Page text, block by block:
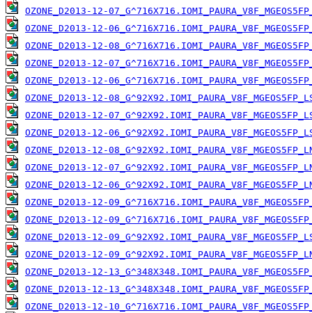
OZONE_D2013-12-
OZONE_D2013-12-
OZONE_D2013-12-
OZONE_D2013-12-
OZONE_D2013-12-
OZONE_D2013-12-
OZONE_D2013-12-
OZONE_D2013-12-
OZONE_D2013-12-
OZONE_D2013-12-
OZONE_D2013-12-
OZONE_D2013-12-
OZONE_D2013-12-
OZONE_D2013-12-
OZONE_D2013-12-
OZONE_D2013-12-
OZONE_D2013-12-
OZONE_D2013-12-